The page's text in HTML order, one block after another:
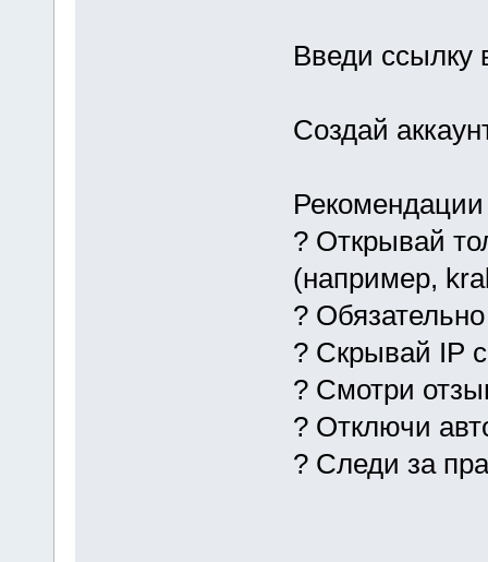
Введи ссылку
Создай
? Открывай
(например,
?
? Скрывай IP
? Смотри
? Отключи
? Следи за